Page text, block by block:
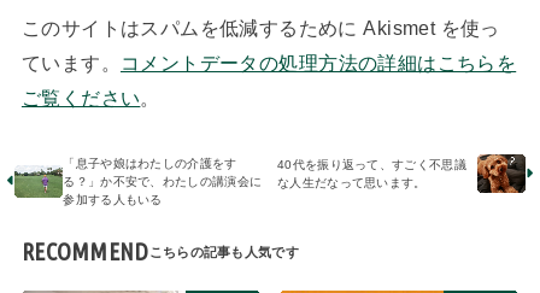
このサイトはスパムを低減するために Akismet を使っ
ています。
コメントデータの処理方法の詳細はこちらを
ご覧ください
「息子や娘はわたしの介護をす
る？」か不安で、わたしの講演会に
参加する人もいる
40代を振り返って、すごく不思議
な人生だなって思います。
RECOMMEND